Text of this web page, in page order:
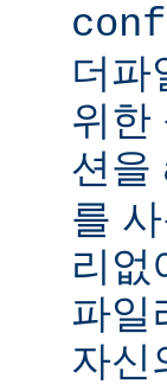
더파
위한
션을
를
리없
파일
자신